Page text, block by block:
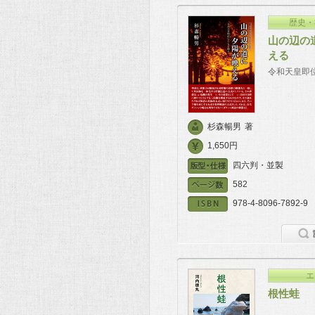
歴史
山の辺の
える
令和天皇即
杉森暢男 著
1,650円
四六判・並製
582
978-4-8096-7892-9
根性蛙